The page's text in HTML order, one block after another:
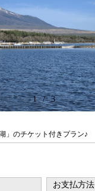
」のチケット付きプラン♪
1 / 3
お支払方法